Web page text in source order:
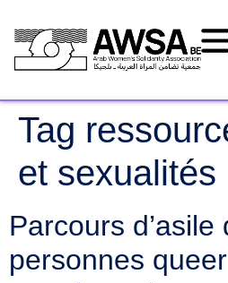
Tag
et sexualités
Parcours d’asile
personnes